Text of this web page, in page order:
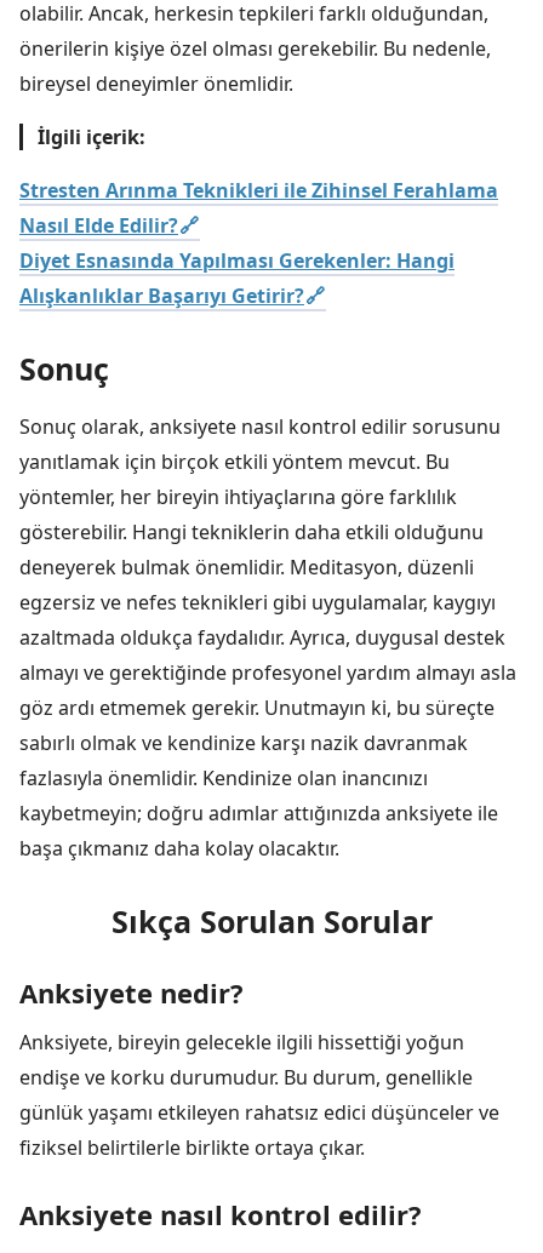
olabilir. Ancak, herkesin tepkileri farklı olduğundan,
önerilerin kişiye özel olması gerekebilir. Bu nedenle,
bireysel deneyimler önemlidir.
İlgili içerik:
Stresten Arınma Teknikleri ile Zihinsel Ferahlama
Nasıl Elde Edilir?
Diyet Esnasında Yapılması Gerekenler: Hangi
Alışkanlıklar Başarıyı Getirir?
Sonuç
Sonuç olarak, anksiyete nasıl kontrol edilir sorusunu
yanıtlamak için birçok etkili yöntem mevcut. Bu
yöntemler, her bireyin ihtiyaçlarına göre farklılık
gösterebilir. Hangi tekniklerin daha etkili olduğunu
deneyerek bulmak önemlidir. Meditasyon, düzenli
egzersiz ve nefes teknikleri gibi uygulamalar, kaygıyı
azaltmada oldukça faydalıdır. Ayrıca, duygusal destek
almayı ve gerektiğinde profesyonel yardım almayı asla
göz ardı etmemek gerekir. Unutmayın ki, bu süreçte
sabırlı olmak ve kendinize karşı nazik davranmak
fazlasıyla önemlidir. Kendinize olan inancınızı
kaybetmeyin; doğru adımlar attığınızda anksiyete ile
başa çıkmanız daha kolay olacaktır.
Sıkça Sorulan Sorular
Anksiyete nedir?
Anksiyete, bireyin gelecekle ilgili hissettiği yoğun
endişe ve korku durumudur. Bu durum, genellikle
günlük yaşamı etkileyen rahatsız edici düşünceler ve
fiziksel belirtilerle birlikte ortaya çıkar.
Anksiyete nasıl kontrol edilir?